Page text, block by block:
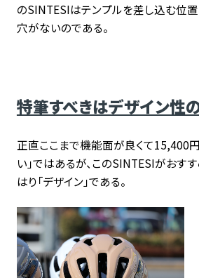
のSINTESIはテンプルを差し込む位
穴がないのである。
特筆すべきはデザイン性
正直ここまで機能面が良くて15,400円
い」ではあるが、このSINTESIがおす
はり「デザイン」である。